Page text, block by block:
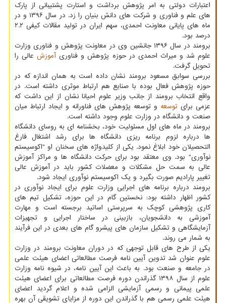
اعتبارات دولتی به امر پژوهش برداشت و استارت پشتیبانی از پارک
های علم و فناوری و شرکت های دانش بنیان را زد. در سال ۱۳۹۶ و در
ماه های پایانی معاونت احمدی، سهم ایران در تولید مقالات کیفی ۲.۲
درصد بود.
برومند در سال ۱۳۹۶ جانشین وی در معاونت پژوهش و فناوری وزارت
علوم شد و میراث احمدی در حوزه پژوهش و فناوریآموزشعالی را
تحویل گرفت.
بررسی سوابق مسعود برومند نشان داده است به همان اندازه که در
حوزه پژوهش فعال بوده با صنایع هم ارتباط موثری داشته است. در
واقع انتخاب برومند از جانب وزیر علوم احیانا نشان از این داشت که
عزمی برای توسعه و توسعه پژوهش های فناورانه و ایجاد ارتباط میان
صنعت و دانشگاه در وزارت علوم وجود داشته است.
برومند در ماه های اول مسئولیت خود، بخشنامه ای به روسای دانشگاه
ها درباره لزوم برنامه ریزی دانشگاه ها برای رشد اشتغال فارغ
التحصیلان خود ابلاغ نمود. یکی از کلیدواژه های سخنان او "اکوسیستم
نوآوری" بود. وی معتقد بود برای حرکت دانشگاه ها و مراکز آموزش
عالی به سمت حل مشکلات و معضلات کشور باید در آموزش عالی
تغییر پارادیم صورت بگیرد و یک اکوسیستم نوآوری ایجاد شود.
برومند درباره برنامه های اجرایی وزارت علوم برای ایجاد نوآوری در
کشور اظهار داشته بود: نخستین گام در این حوزه، تشکیل تیم های
کاری پژوهشی کوچک به سرپرستی اساتید برجسته است و مهارت
آموزشی به دانشجویان، بازبینی در ساختار اجرایی و تجهیزات
آزمایشگاهی و تشکیل سازمان های پیشرو گام های بعدی در این فرآیند
به شمار می روند.
یکی از طرح های قابل توجهی که در دوران معاونت برومند در وزارت
علوم عنوان شد تدوین آیین نامه فرصت مطالعاتی اعضای هیئت علمی
در جامعه و صنعت بود. به باعث این آیین نامه، در شیوه نامه وزارت
علوم از سال ۱۳۹۸ گذراندن دوره فرصت مطالعاتی برای اعضای هیئت
علمی پیمانی و رسمی آزمایشی الزامی شده و اعلام گردید اعضای
هیئت علمی رسمی هم با گذراندن این دوره از مزایای تشویقی آن بهره